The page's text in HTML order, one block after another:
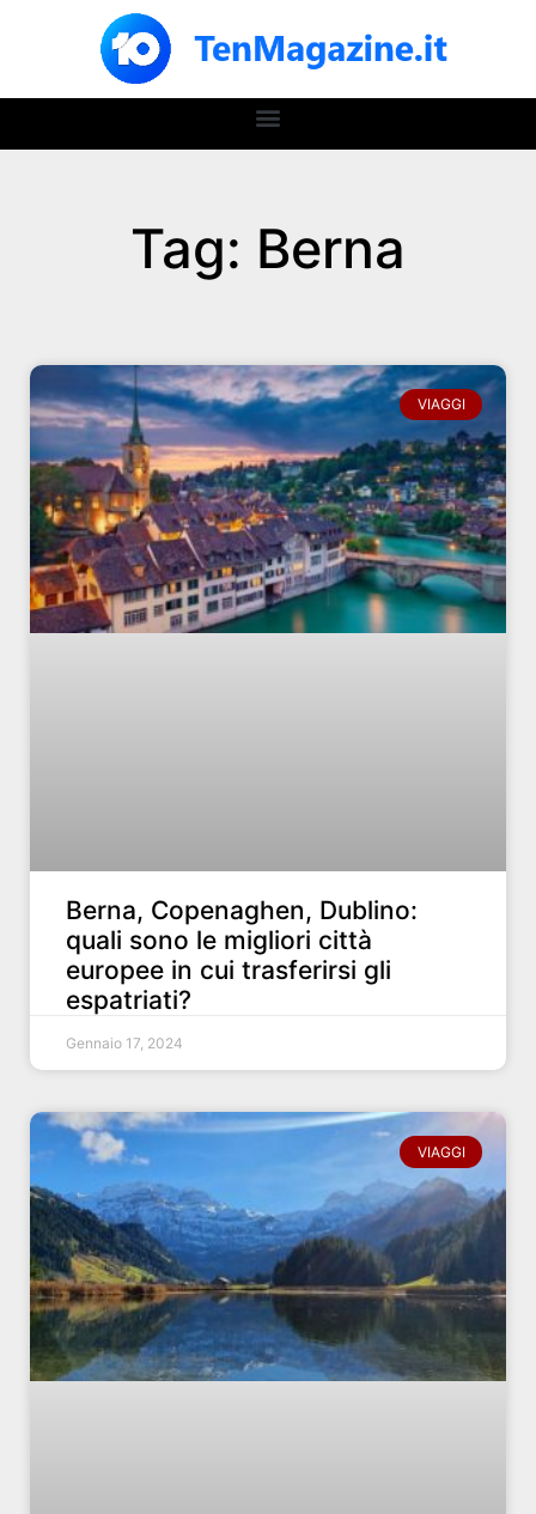
Tag: Berna
VIAGGI
Berna, Copenaghen, Dublino:
quali sono le migliori città
europee in cui trasferirsi gli
espatriati?
Gennaio 17, 2024
VIAGGI